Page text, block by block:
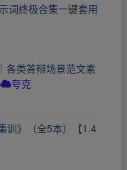
词终极合集一键套用
各类答辩场景范文素
夸克
训》（全5本）【1.4